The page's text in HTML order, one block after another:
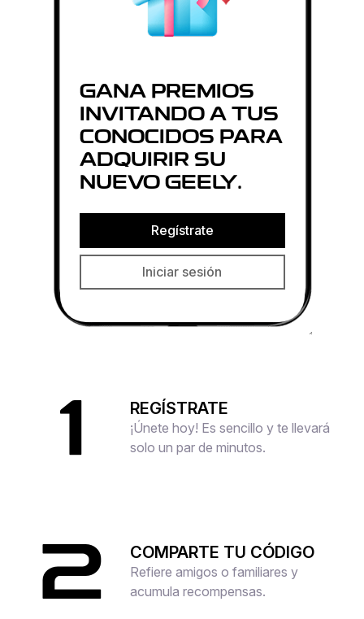
GANA PREMIOS
INVITANDO A TUS
CONOCIDOS PARA
ADQUIRIR SU
NUEVO GEELY.
Regístrate
Iniciar sesión
1 REGÍSTRATE
¡Únete hoy! Es sencillo y te llevará
solo un par de minutos.
2 COMPARTE TU CÓDIGO
Refiere amigos o familiares y
acumula recompensas.